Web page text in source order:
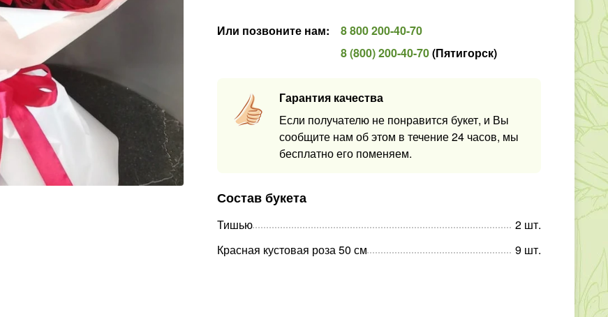
Или позвоните нам:
8 800 200-40-70
8 (800) 200-40-70(Пятигорск)
Гарантия качества
Если получателю не понравится букет, и Вы
сообщите нам об этом в течение 24 часов, мы
бесплатно его поменяем.
Состав букета
Тишью 2 шт.
Красная кустовая роза 50 см
9 шт.